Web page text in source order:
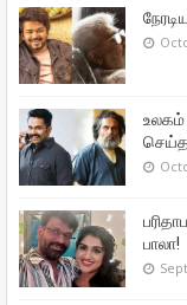
உலகம்
பாலா!